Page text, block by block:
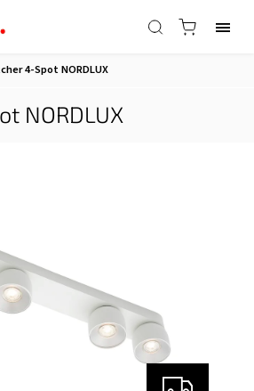
4-Spot NORDLUX
NORDLUX